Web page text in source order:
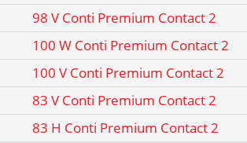
98 V Conti Premium Contact 2
100 W Conti Premium Contact 2
100 V Conti Premium Contact 2
83 V Conti Premium Contact 2
83 H Conti Premium Contact 2